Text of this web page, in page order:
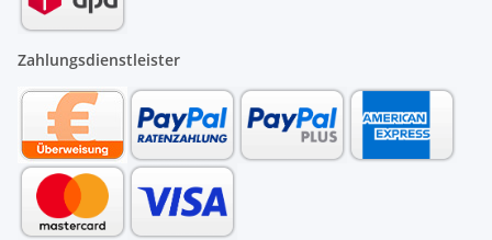
Zahlungsdienstleister